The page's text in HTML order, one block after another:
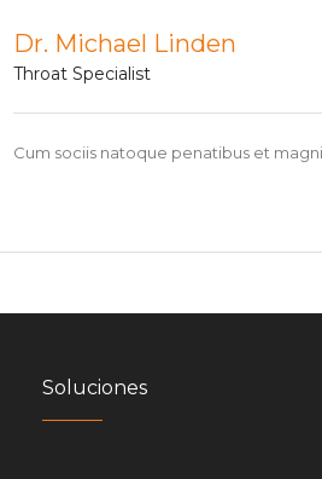
Dr. Michael Linden
Throat Specialist
Cum sociis natoque penatibus et
Soluciones